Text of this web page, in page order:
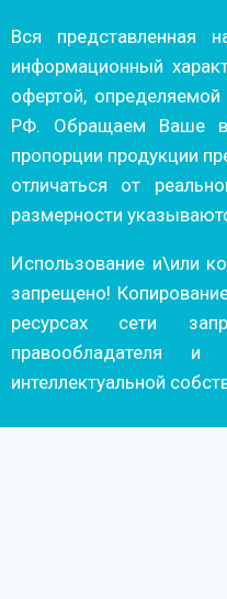
Вся представленная
информационный
офертой,
РФ. Обращаем Ваше
пропорции продукции
отличаться от
размерности
Использование и\или
запрещено!
ресурсах сети
правообладателя
интеллектуальной